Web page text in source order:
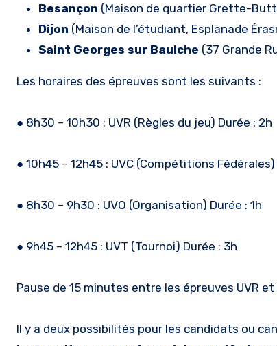
Besançon (Maison de quartier Grette-
Dijon (Maison de l’étudiant, Esplanade
Saint Georges sur Baulche (37 Grande
Les horaires des épreuves sont les suivants :
● 8h30 – 10h30 : UVR (Règles du jeu) Durée : 2h
● 10h45 – 12h45 : UVC (Compétitions Fédérales)
● 8h30 – 9h30 : UVO (Organisation) Durée : 1h
● 9h45 – 12h45 : UVT (Tournoi) Durée : 3h
Pause de 15 minutes entre les épreuves UVR
Il y a deux possibilités pour les candidats ou